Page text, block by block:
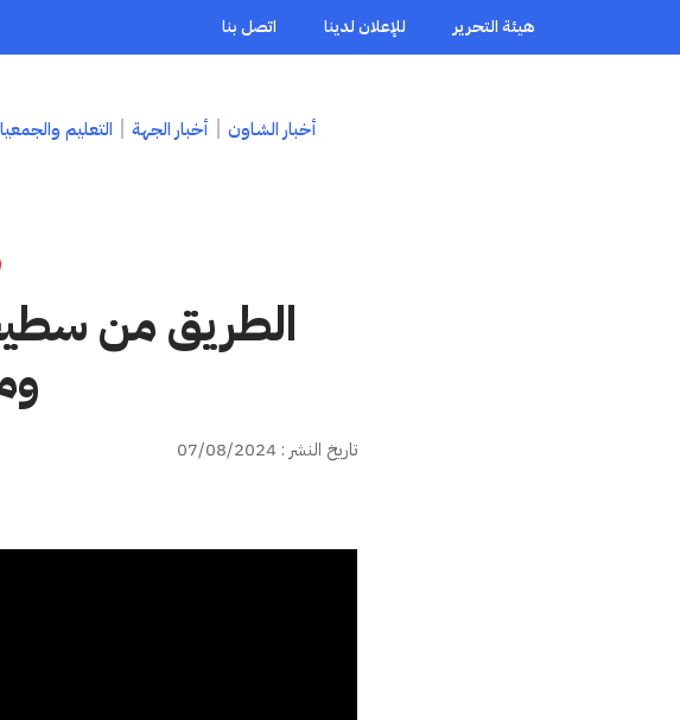
هيئة التحرير للإعلان لدينا اتصل بنا
أخبار الشاون أخبار الجهة التعليم
الطريق من
تاريخ النشر : 07/08/2024